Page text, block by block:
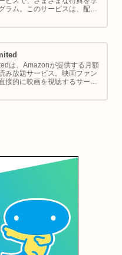
ラム。このサービスは、配送
定割引までをカバーし、日常
は、Amazonが提供する月額
み放題サービス。映画ファン
接的に映画を視聴するサービ
ための間接的なツールとして